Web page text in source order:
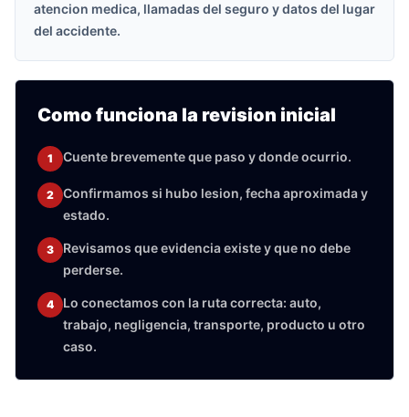
atencion medica, llamadas del seguro y datos del lugar
del accidente.
Como funciona la revision inicial
1 Cuente brevemente que paso y donde ocurrio.
2
Confirmamos si hubo lesion, fecha aproximada y
estado.
3
Revisamos que evidencia existe y que no debe
perderse.
4
Lo conectamos con la ruta correcta: auto,
trabajo, negligencia, transporte, producto u otro
caso.